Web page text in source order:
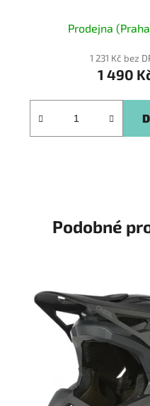
Prodejna
1 231 Kč bez
1 490
Podobné